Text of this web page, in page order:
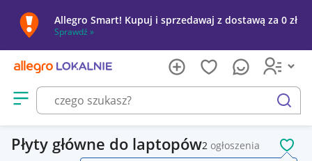
Allegro Smart! Kupuj i sprzedawaj z dostawą za 0 zł
Sprawdź »
Otwórz menu z kategoriami
szukaj
Płyty główne do laptopów2 ogłoszenia